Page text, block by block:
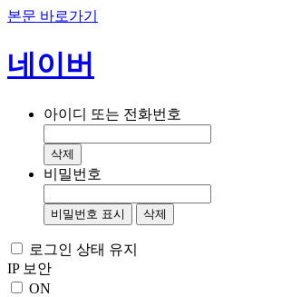
본문 바로가기
네이버
아이디 또는 전화번호
삭제
비밀번호
비밀번호 표시 삭제
로그인 상태 유지
IP 보안
ON